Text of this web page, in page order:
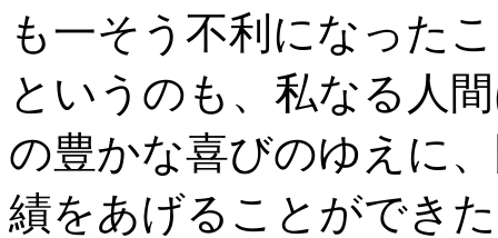
も一そう不利になった
というのも、私なる人
の豊かな喜びのゆえに
績をあげることができ